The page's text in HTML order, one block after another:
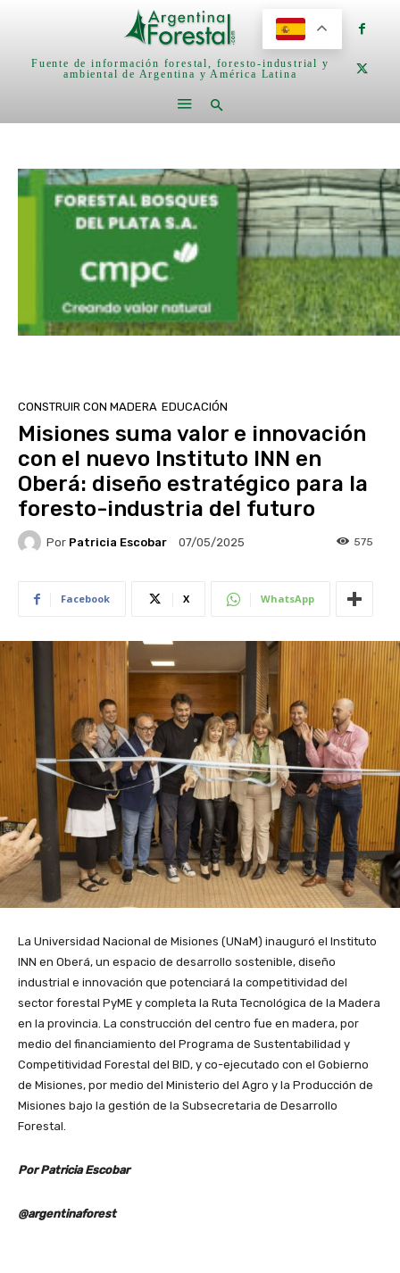
Fuente de información forestal, foresto-industrial y
ambiental de Argentina y América Latina
CONSTRUIR CON MADERA EDUCACIÓN
Misiones suma valor e innovación
con el nuevo Instituto INN en
Oberá: diseño estratégico para la
foresto-industria del futuro
Por Patricia Escobar 07/05/2025 575
Facebook X WhatsApp
La Universidad Nacional de Misiones (UNaM) inauguró el Instituto
INN en Oberá, un espacio de desarrollo sostenible, diseño
industrial e innovación que potenciará la competitividad del
sector forestal PyME y completa la Ruta Tecnológica de la Madera
en la provincia. La construcción del centro fue en madera, por
medio del financiamiento del Programa de Sustentabilidad y
Competitividad Forestal del BID, y co-ejecutado con el Gobierno
de Misiones, por medio del Ministerio del Agro y la Producción de
Misiones bajo la gestión de la Subsecretaria de Desarrollo
Forestal.
Por Patricia Escobar
@argentinaforest